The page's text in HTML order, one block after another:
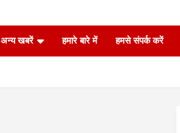
अन्य खबरें हमारे बारे में हमसे संपर्क करें